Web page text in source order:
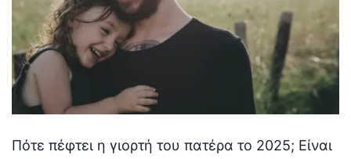
Πότε πέφτει η γιορτή του πατέρα το 2025; Είναι